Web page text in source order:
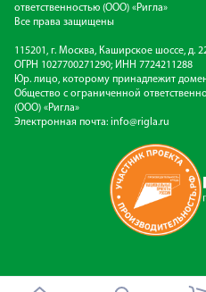
ответственностью (ООО) «Ригла»
Все права защищены
115201, г. Москва, Каширское шоссе, д.
ОГРН 1027700271290; ИНН 7724211288
Юр. лицо, которому принадлежит
Общество с ограниченной
(ООО) «Ригла»
Электронная почта: info@rigla.ru